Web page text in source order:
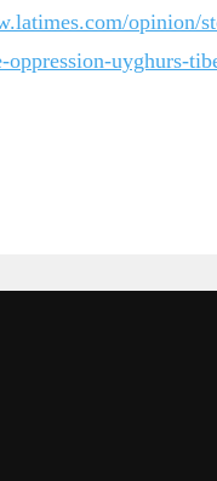
opinion/
oppression-uyghurs-